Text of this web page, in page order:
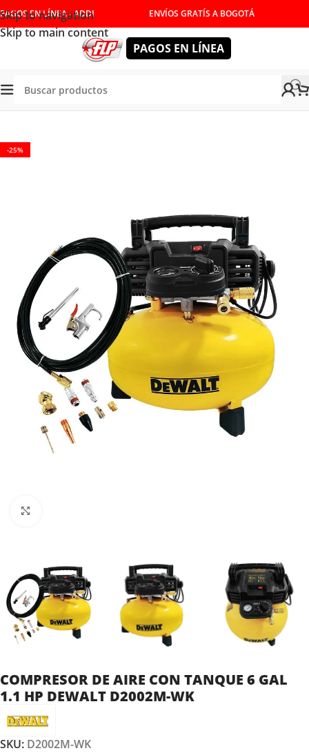
Skip to navigation
Skip to main content
PAGOS EN LÍNEA - ADDI ENVÍOS GRATÍS A BOGOTÁ
PAGOS EN LÍNEA
Tienda/HERRAMIENTAS ELÉCTRICAS
-25%
COMPRESOR DE AIRE CON TANQUE 6 GAL
1.1 HP DEWALT D2002M-WK
SKU: D2002M-WK